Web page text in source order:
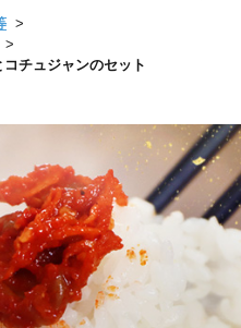
チュジャンのセット